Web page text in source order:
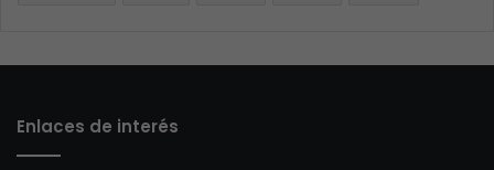
Enlaces de interés